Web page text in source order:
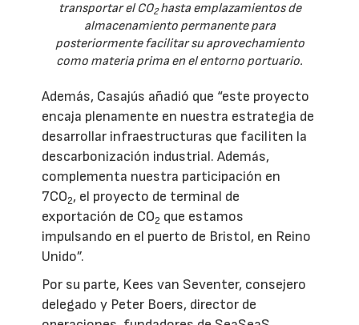
transportar el CO2hasta emplazamientos de
almacenamiento permanente para
posteriormente facilitar su aprovechamiento
como materia prima en el entorno portuario.
Además, Casajús añadió que “este proyecto
encaja plenamente en nuestra estrategia de
desarrollar infraestructuras que faciliten la
descarbonización industrial. Además,
complementa nuestra participación en
7CO2, el proyecto de terminal de
exportación de CO2 que estamos
impulsando en el puerto de Bristol, en Reino
Unido”.
Por su parte, Kees van Seventer, consejero
delegado y Peter Boers, director de